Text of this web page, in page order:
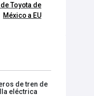
Toyota de
México a EU
de tren de
eléctrica